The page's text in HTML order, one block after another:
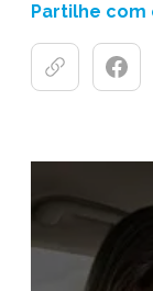
Partilhe com